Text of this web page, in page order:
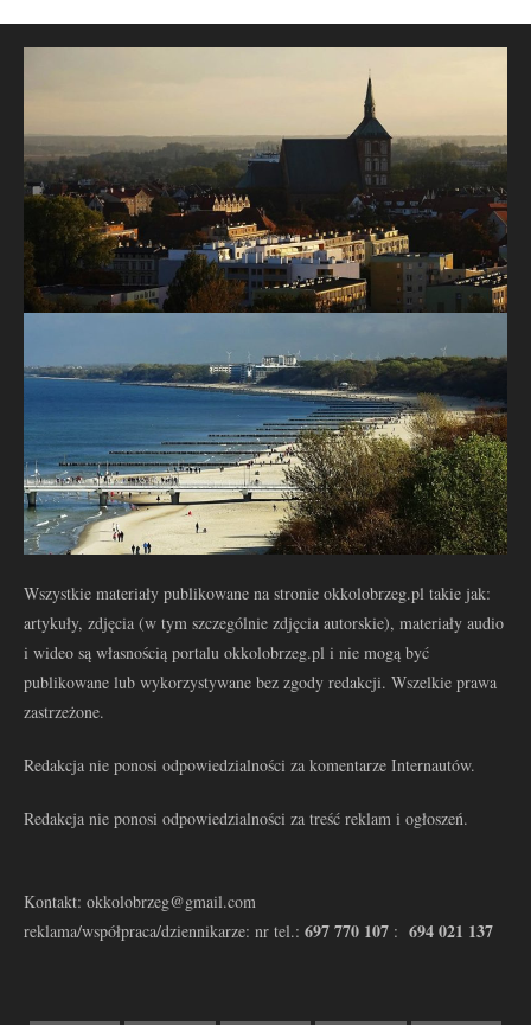
Wszystkie materiały publikowane na stronie okkolobrzeg.pl takie jak:
artykuły, zdjęcia (w tym szczególnie zdjęcia autorskie), materiały audio
i wideo są własnością portalu okkolobrzeg.pl i nie mogą być
publikowane lub wykorzystywane bez zgody redakcji. Wszelkie prawa
zastrzeżone.
Redakcja nie ponosi odpowiedzialności za komentarze Internautów.
Redakcja nie ponosi odpowiedzialności za treść reklam i ogłoszeń.
Kontakt: okkolobrzeg@gmail.com
reklama/współpraca/dziennikarze: nr tel.: 697 770 107 : 694 021 137